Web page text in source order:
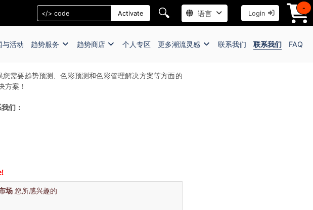
Activate 🔍 语言 Login
-
与活动 趋势服务 趋势商店 个人专区 更多潮流灵感 联系我们 联系我们 FAQ
需要趋势预测、色彩预测和色彩管理解决方案等方面的
方案！
们：
场您所感兴趣的